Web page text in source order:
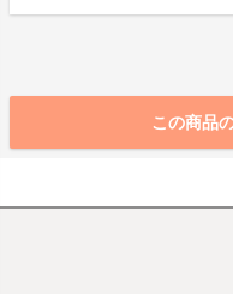
この商品